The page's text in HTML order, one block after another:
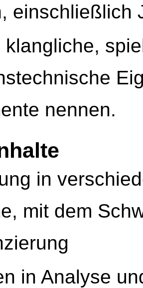
einschließlich
klangliche,
nennen.
in
mit dem
in Analyse